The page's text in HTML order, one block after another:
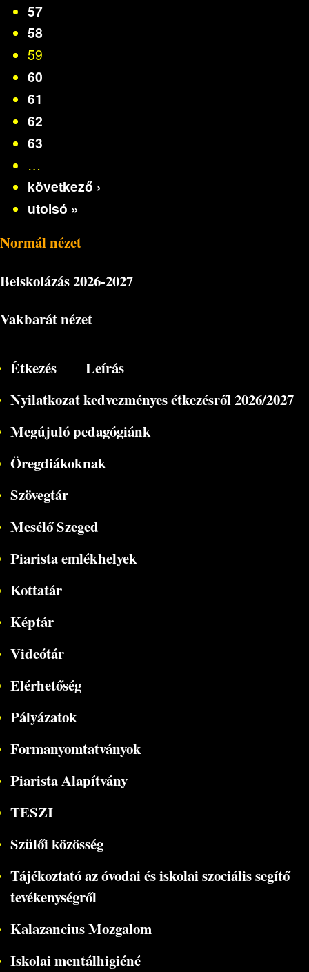
57
58
59
60
61
62
63
…
következő ›
utolsó »
Normál nézet
Beiskolázás2026-2027
Vakbarát nézet
Étkezés
Leírás
Nyilatkozat kedvezményes étkezésről 2026/2027
Megújuló pedagógiánk
Öregdiákoknak
Szövegtár
Mesélő Szeged
Piarista emlékhelyek
Kottatár
Képtár
Videótár
Elérhetőség
Pályázatok
Formanyomtatványok
Piarista Alapítvány
TESZI
Szülői közösség
Tájékoztató az óvodai és iskolai szociális segítő
tevékenységről
Kalazancius Mozgalom
Iskolai mentálhigiéné